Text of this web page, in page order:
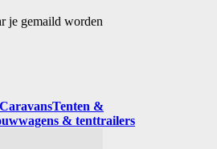
je gemaild worden
CaravansTenten &
& tenttrailers